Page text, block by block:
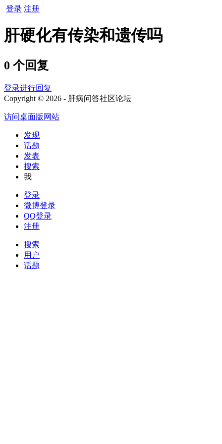
登录 注册
肝硬化有传染和遗传吗
0 个回复
登录进行回复
Copyright © 2026 - 肝病问答社区论坛
访问桌面版网站
发现
话题
发表
搜索
我
登录
微博登录
QQ登录
注册
搜索
用户
话题